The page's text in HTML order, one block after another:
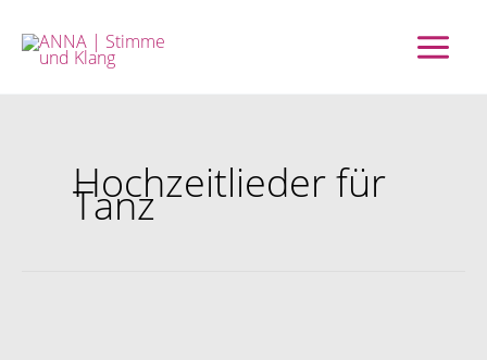
Inhalt
springen
Hochzeitlieder für
Tanz